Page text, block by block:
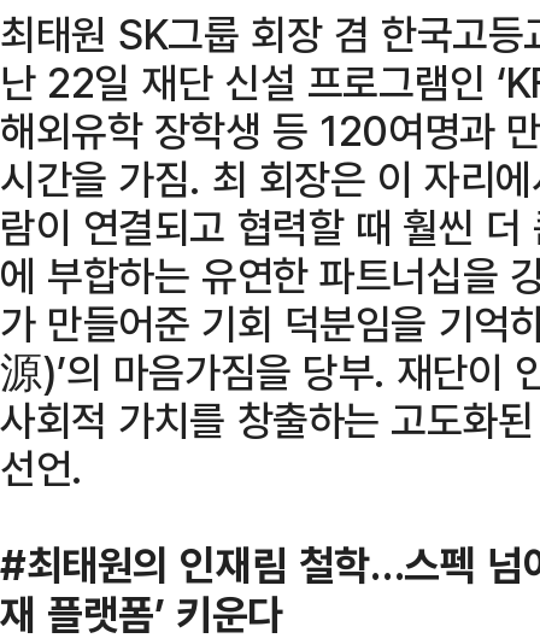
최태원 SK그룹 회장 겸 한국고
난 22일 재단 신설 프로그램인
해외유학 장학생 등 120여명과
시간을 가짐. 최 회장은 이 자리
람이 연결되고 협력할 때 훨씬
에 부합하는 유연한 파트너십을
가 만들어준 기회 덕분임을 기억
源)’의 마음가짐을 당부. 재단이
사회적 가치를 창출하는 고도화
선언.
#최태원의 인재림 철학…스펙 넘
재 플랫폼’ 키운다